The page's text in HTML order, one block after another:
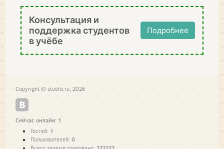
Консультация и
поддержка студентов
в учёбе
Подробнее
Copyright © studrb.ru, 2026
Сейчас онлайн: 1
Гостей: 1
Пользователей: 0